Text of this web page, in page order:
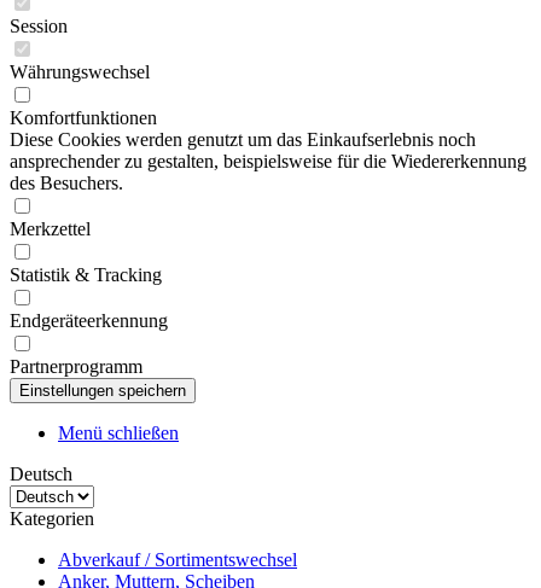
Session
Währungswechsel
Komfortfunktionen
Diese Cookies werden genutzt um das Einkaufserlebnis noch
ansprechender zu gestalten, beispielsweise für die Wiedererkennung
des Besuchers.
Merkzettel
Statistik & Tracking
Endgeräteerkennung
Partnerprogramm
Menü schließen
Deutsch
Kategorien
Abverkauf / Sortimentswechsel
Anker, Muttern, Scheiben